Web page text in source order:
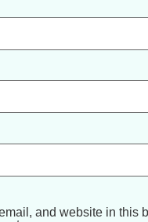
and website in this